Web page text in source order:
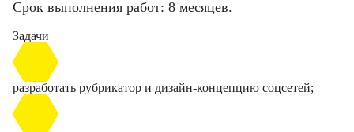
Срок выполнения работ: 8 месяцев.
Задачи
разработать рубрикатор и дизайн-концепцию соцсетей;